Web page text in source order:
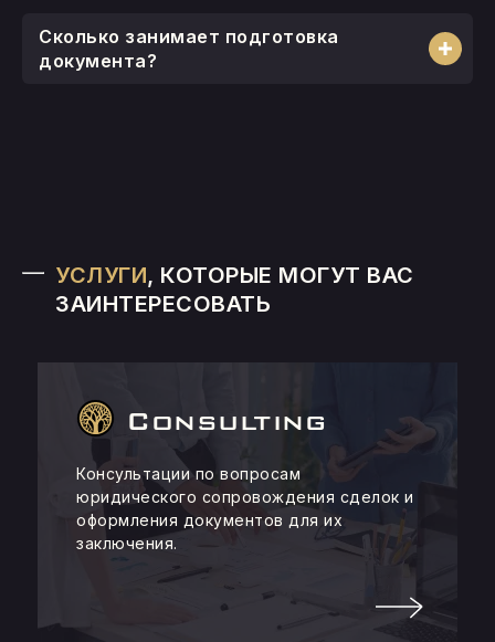
Сколько занимает подготовка
документа?
УСЛУГИ, КОТОРЫЕ МОГУТ ВАС
ЗАИНТЕРЕСОВАТЬ
Consulting
Консультации по вопросам
юридического сопровождения сделок и
оформления документов для их
заключения.